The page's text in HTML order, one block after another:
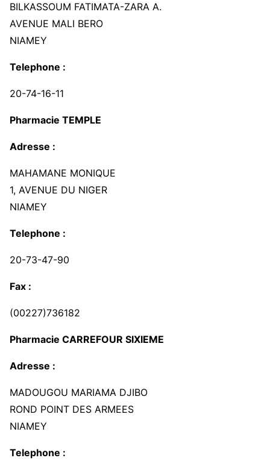
BILKASSOUM FATIMATA-ZARA A.
AVENUE MALI BERO
NIAMEY
Telephone :
20-74-16-11
Pharmacie TEMPLE
Adresse :
MAHAMANE MONIQUE
1, AVENUE DU NIGER
NIAMEY
Telephone :
20-73-47-90
Fax :
(00227)736182
Pharmacie CARREFOUR SIXIEME
Adresse :
MADOUGOU MARIAMA DJIBO
ROND POINT DES ARMEES
NIAMEY
Telephone :